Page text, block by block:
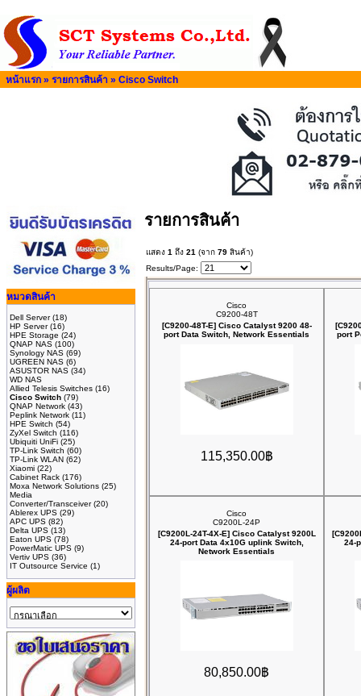
หน้าแรก » รายการสินค้า » Cisco Switch
หมวดสินค้า
Dell Server(18)
HP Server(16)
HPE Storage (24)
QNAP NAS (100)
Synology NAS (69)
UGREEN NAS (6)
ASUSTOR NAS (34)
WD NAS
Allied Telesis Switches (16)
Cisco Switch (79)
QNAP Network (43)
Peplink Network (11)
HPE Switch (54)
ZyXel Switch (116)
Ubiquiti UniFi (25)
TP-Link Switch (60)
TP-Link WLAN (62)
Xiaomi (22)
Cabinet Rack (176)
Moxa Network Solutions (25)
Media
Converter/Transceiver(20)
Ablerex UPS (29)
APC UPS (82)
Delta UPS (13)
Eaton UPS (78)
PowerMatic UPS (9)
Vertiv UPS (36)
IT Outsource Service (1)
ผู้ผลิต
รายการสินค้า
แสดง 1 ถึง 21 (จาก 79 สินค้า)
Results/Page:
Cisco
C9200-48T
[C9200-48T-E] Cisco Catalyst 9200 48-
port Data Switch, Network Essentials
115,350.00฿
port
Cisco
C9200L-24P
[C9200L-24T-4X-E] Cisco Catalyst 9200L
24-port Data 4x10G uplink Switch,
Network Essentials
80,850.00฿
24-